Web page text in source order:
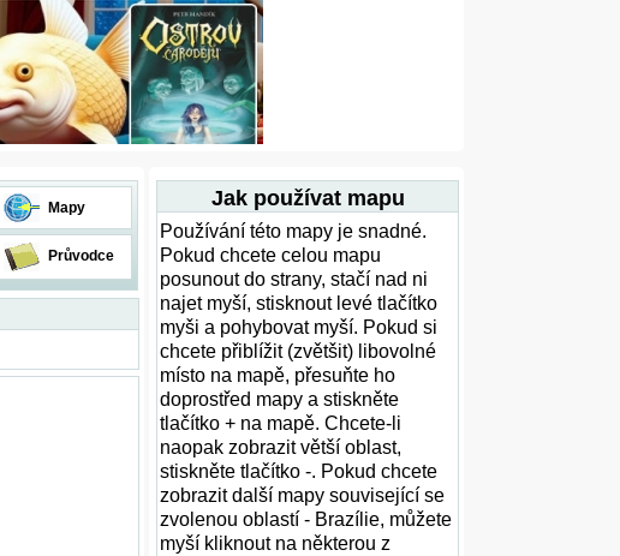
Mapy
Průvodce
Jak používat mapu
Používání této mapy je snadné.
Pokud chcete celou mapu
posunout do strany, stačí nad ni
najet myší, stisknout levé tlačítko
myši a pohybovat myší. Pokud si
chcete přiblížit (zvětšit) libovolné
místo na mapě, přesuňte ho
doprostřed mapy a stiskněte
tlačítko + na mapě. Chcete-li
naopak zobrazit větší oblast,
stiskněte tlačítko -. Pokud chcete
zobrazit další mapy související se
zvolenou oblastí - Brazílie, můžete
myší kliknout na některou z